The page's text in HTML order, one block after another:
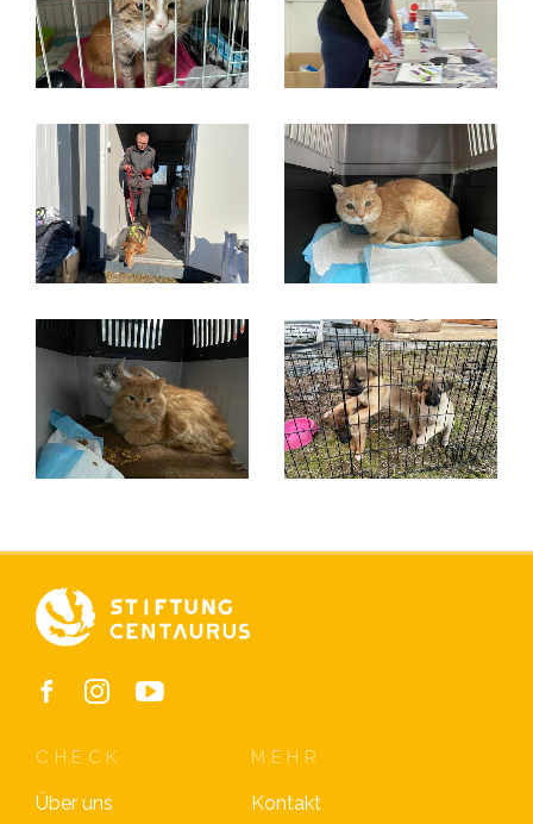
CHECK
Über uns
MEHR
Kontakt